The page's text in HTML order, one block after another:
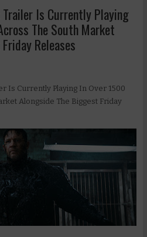
Trailer Is Currently Playing
The South Market
Releases
Is Currently Playing In Over 1500
Alongside The Biggest Friday